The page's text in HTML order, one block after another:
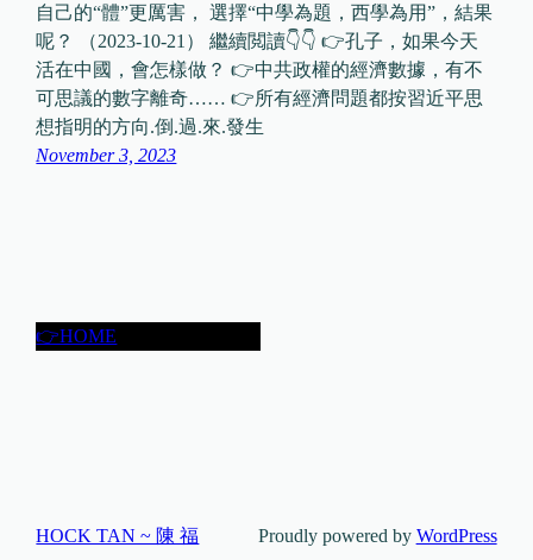
自己的“體”更厲害， 選擇“中學為題，西學為用”，結果
呢？ （2023-10-21） 繼續閲讀👇👇 👉孔子，如果今天
活在中國，會怎樣做？ 👉中共政權的經濟數據，有不
可思議的數字離奇…… 👉所有經濟問題都按習近平思
想指明的方向.倒.過.來.發生
November 3, 2023
👉HOME
HOCK TAN ~ 陳 福 Proudly powered by WordPress